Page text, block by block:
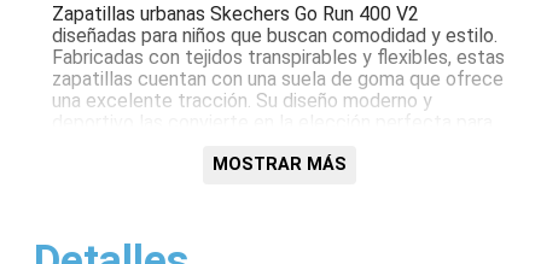
Zapatillas urbanas Skechers Go Run 400 V2
diseñadas para niños que buscan comodidad y estilo.
Fabricadas con tejidos transpirables y flexibles, estas
zapatillas cuentan con una suela de goma que ofrece
una excelente tracción. Su diseño moderno y
deportivo las convierte en la elección perfecta para
Suela de goma para una excelente tracción
MOSTRAR MÁS